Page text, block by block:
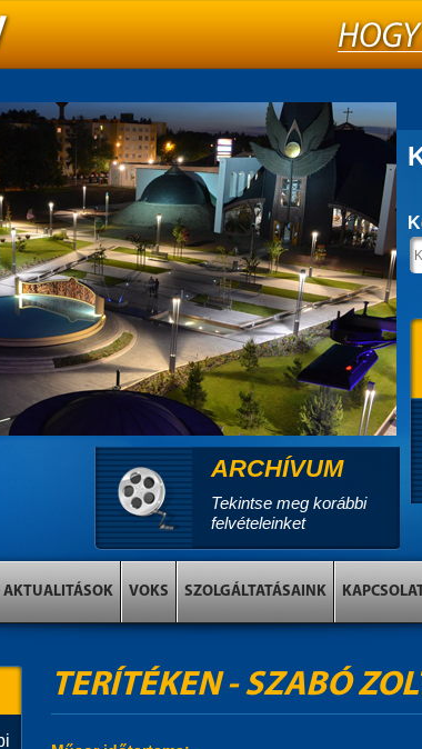
ARCHÍVUM
Tekintse meg korábbi
felvételeinket
AKTUALITÁSOK VOKS SZOLGÁLTATÁSAINK
TERÍTÉKEN - SZABÓ